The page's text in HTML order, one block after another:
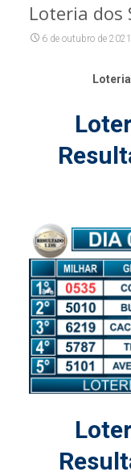
Loteria dos
6 de outubro de 2021